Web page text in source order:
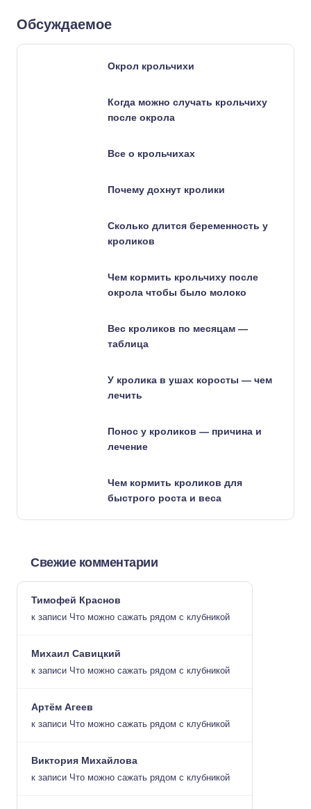
Обсуждаемое
Окрол крольчихи
Когда можно случать крольчиху
после окрола
Все о крольчихах
Почему дохнут кролики
Сколько длится беременность у
кроликов
Чем кормить крольчиху после
окрола чтобы было молоко
Вес кроликов по месяцам —
таблица
У кролика в ушах коросты — чем
лечить
Понос у кроликов — причина и
лечение
Чем кормить кроликов для
быстрого роста и веса
Свежие комментарии
Тимофей Краснов
к записи Что можно сажать рядом с клубникой
Михаил Савицкий
к записи Что можно сажать рядом с клубникой
Артём Агеев
к записи Что можно сажать рядом с клубникой
Виктория Михайлова
к записи Что можно сажать рядом с клубникой